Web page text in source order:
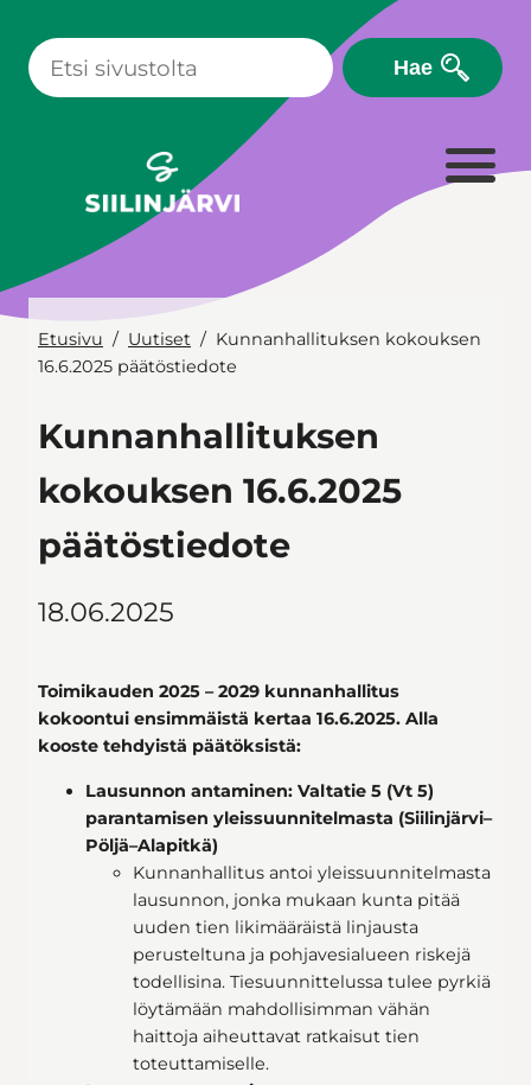
sisältöön
Hae
Etusivu Uutiset
Kunnanhallituksen kokouksen
16.6.2025 päätöstiedote
Kunnanhallituksen
kokouksen 16.6.2025
päätöstiedote
18.06.2025
Toimikauden 2025 – 2029 kunnanhallitus
kokoontui ensimmäistä kertaa 16.6.2025. Alla
kooste tehdyistä päätöksistä:
Lausunnon antaminen: Valtatie 5 (Vt 5)
parantamisen yleissuunnitelmasta (Siilinjärvi–
Pöljä–Alapitkä)
Kunnanhallitus antoi yleissuunnitelmasta
lausunnon, jonka mukaan kunta pitää
uuden tien likimääräistä linjausta
perusteltuna ja pohjavesialueen riskejä
todellisina. Tiesuunnittelussa tulee pyrkiä
löytämään mahdollisimman vähän
haittoja aiheuttavat ratkaisut tien
toteuttamiselle.